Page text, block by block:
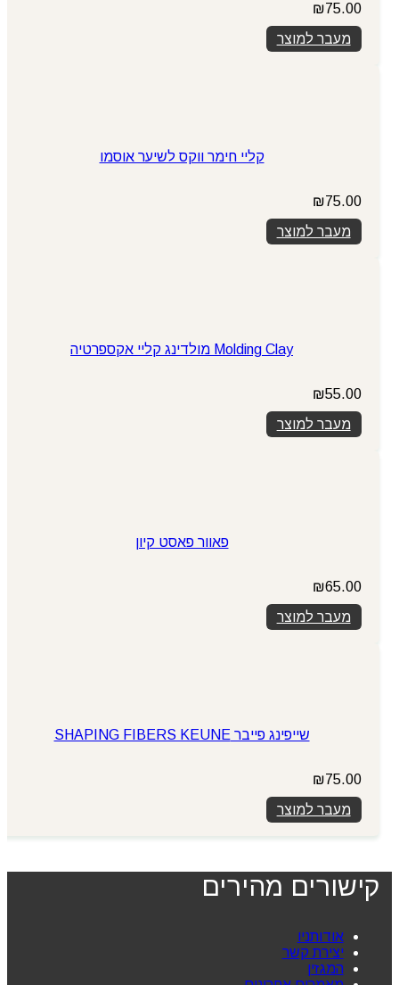
₪75.00
מעבר למוצר
קליי חימר ווקס לשיער אוסמו
₪75.00
מעבר למוצר
Molding Clay מולדינג קליי אקספרטיה
₪55.00
מעבר למוצר
פאוור פאסט קיון
₪65.00
מעבר למוצר
שייפינג פייבר SHAPING FIBERS KEUNE
₪75.00
מעבר למוצר
קישורים מהירים
אודותניו
יצירת קשר
המגזין